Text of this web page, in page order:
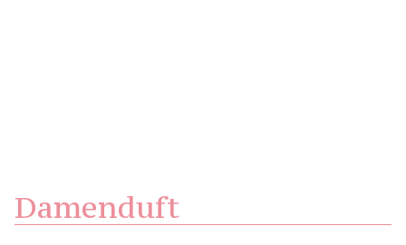
Damenduft